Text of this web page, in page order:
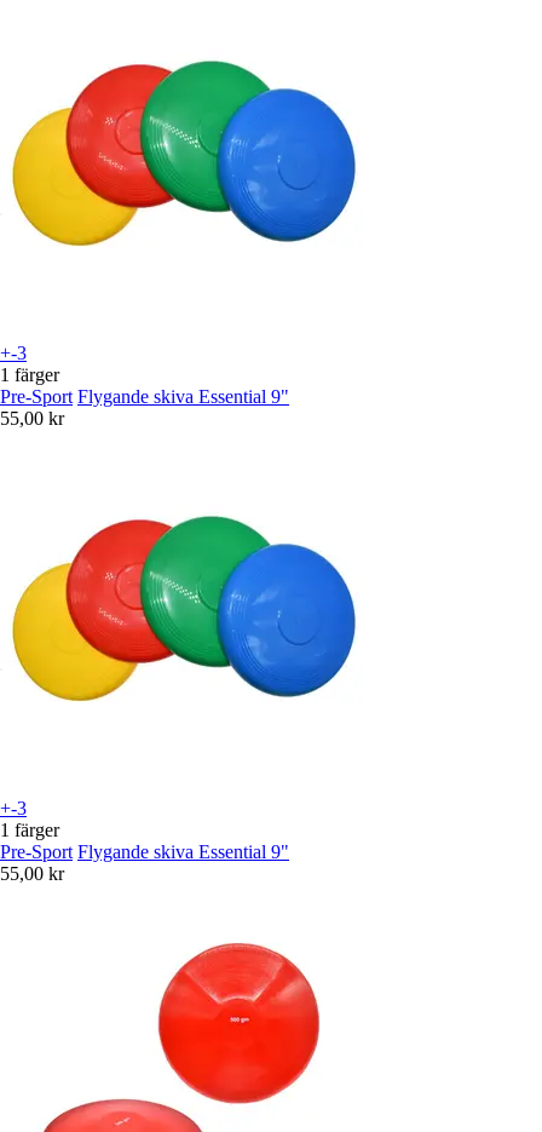
+-3
1 färger
Pre-Sport Flygande skiva Essential 9"
55,00 kr
+-3
1 färger
Pre-Sport Flygande skiva Essential 9"
55,00 kr